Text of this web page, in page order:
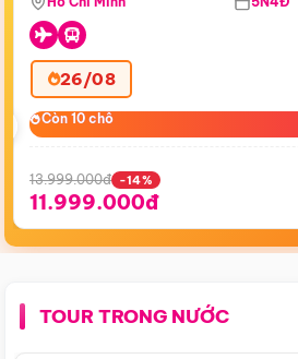
26/08
Còn 10 chỗ
Còn 10 chỗ
13.999.000đ -14%
11.999.000đ
TOUR TRONG NƯỚC